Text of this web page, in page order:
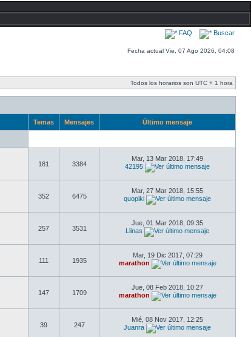
FAQ Buscar
Fecha actual Vie, 07 Ago 2026, 04:08
Todos los horarios son UTC + 1 hora
Temas Mensajes Último mensaje
181 3384
Mar, 13 Mar 2018, 17:49
42195
352 6475
Mar, 27 Mar 2018, 15:55
quopiki
257 3531
Jue, 01 Mar 2018, 09:35
Llinas
111 1935
Mar, 19 Dic 2017, 07:29
marathon
147 1709
Jue, 08 Feb 2018, 10:27
marathon
39 247
Mié, 08 Nov 2017, 12:25
Juanra